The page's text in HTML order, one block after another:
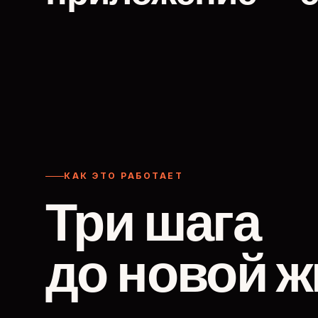
КАК ЭТО РАБОТАЕТ
Три шага
до новой